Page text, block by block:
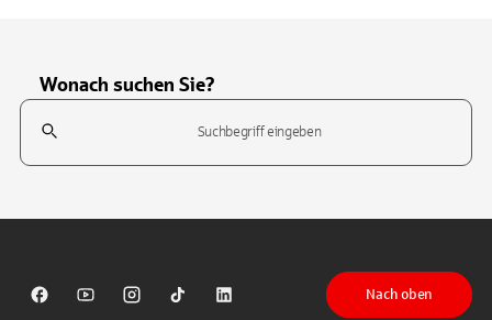
Wonach suchen Sie?
Suchfeld
Sparkasse auf Facebook
Sparkasse auf Youtube
Sparkasse auf Instagram
Sparkasse auf TikTok
Sparkasse auf LinkedIn
Nach oben